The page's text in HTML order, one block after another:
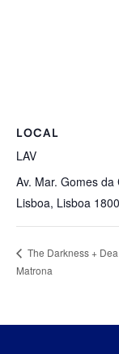
LOCAL
LAV
Av. Mar. Gomes da
Lisboa, Lisboa
The Darkness + Dea
Matrona